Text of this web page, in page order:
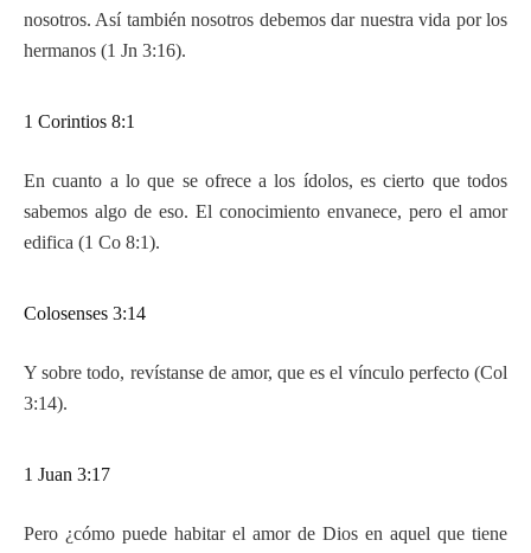
nosotros. Así también nosotros debemos dar nuestra vida por los
hermanos (1 Jn 3:16).
1 Corintios 8:1
En cuanto a lo que se ofrece a los ídolos, es cierto que todos
sabemos algo de eso. El conocimiento envanece, pero el amor
edifica (1 Co 8:1).
Colosenses 3:14
Y sobre todo, revístanse de amor, que es el vínculo perfecto (Col
3:14).
1 Juan 3:17
Pero ¿cómo puede habitar el amor de Dios en aquel que tiene